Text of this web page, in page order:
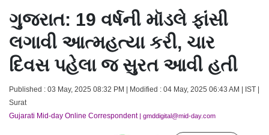
ગુજરાત: 19 વર્ષની મૉડલે ફાંસી
લગાવી આત્મહત્યા કરી, ચાર
દિવસ પહેલા જ સુરત આવી હતી
Published : 03 May, 2025 08:32 PM | Modified : 04 May, 2025 06:43 AM | IST |
Surat
Gujarati Mid-day Online Correspondent| gmddigital@mid-day.com